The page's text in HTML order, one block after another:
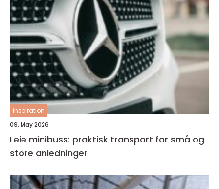
inspiration
09. May 2026
Leie minibuss: praktisk transport for små og
store anledninger